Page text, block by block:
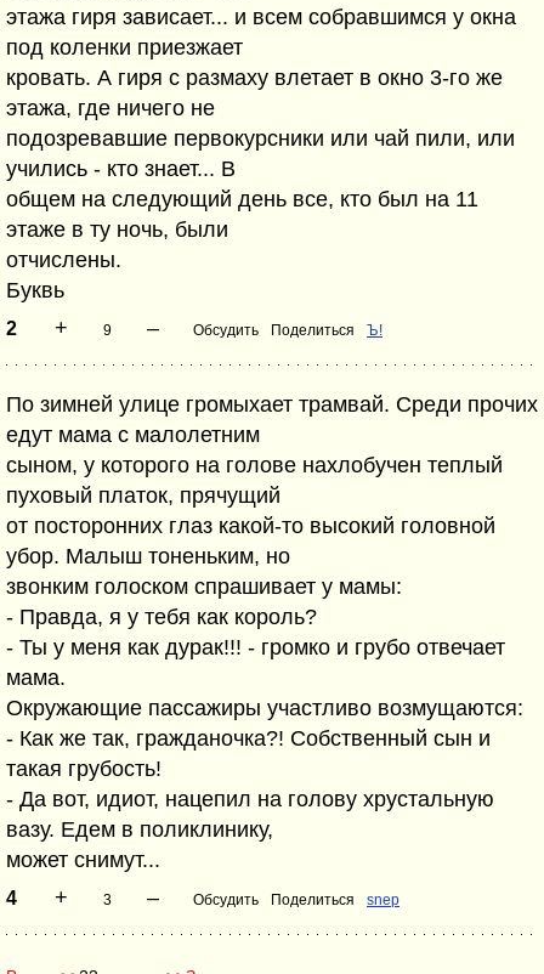
этажа гиря зависает... и всем собравшимся у окна
под коленки приезжает
кровать. А гиря с размаху влетает в окно 3-го же
этажа, где ничего не
подозревавшие первокурсники или чай пили, или
учились - кто знает... В
общем на следующий день все, кто был на 11
этаже в ту ночь, были
отчислены.
Буквь
2 + 9 – Обсудить Поделиться Ъ!
По зимней улице громыхает трамвай. Среди прочих
едут мама с малолетним
сыном, у которого на голове нахлобучен теплый
пуховый платок, прячущий
от посторонних глаз какой-то высокий головной
убор. Малыш тоненьким, но
звонким голоском спрашивает у мамы:
- Правда, я у тебя как король?
- Ты у меня как дурак!!! - громко и грубо отвечает
мама.
Окружающие пассажиры участливо возмущаются:
- Как же так, гражданочка?! Собственный сын и
такая грубость!
- Да вот, идиот, нацепил на голову хрустальную
вазу. Едем в поликлинику,
может снимут...
4 + 3 – Обсудить Поделиться snep